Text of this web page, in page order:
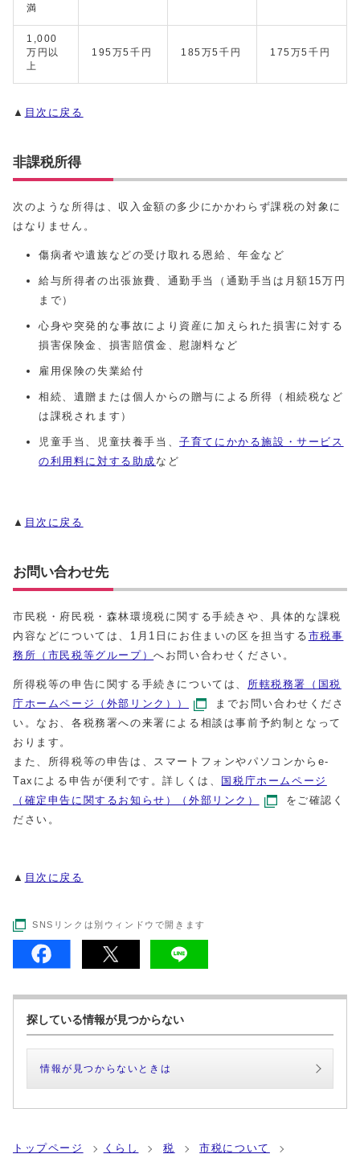
満
1,000
万円以
上
195万5千円 185万5千円 175万5千円
▲ 目次に戻る
非課税所得
次のような所得は、収入金額の多少にかかわらず課税の対象に
はなりません。
傷病者や遺族などの受け取れる恩給、年金など
給与所得者の出張旅費、通勤手当（通勤手当は月額15万円
まで）
心身や突発的な事故により資産に加えられた損害に対する
損害保険金、損害賠償金、慰謝料など
雇用保険の失業給付
相続、遺贈または個人からの贈与による所得（相続税など
は課税されます）
児童手当、児童扶養手当、子育てにかかる施設・サービス
の利用料に対する助成 など
▲ 目次に戻る
お問い合わせ先
市民税・府民税・森林環境税に関する手続きや、具体的な課税
内容などについては、1月1日にお住まいの区を担当する 市税事
務所（市民税等グループ）へお問い合わせください。
所得税等の申告に関する手続きについては、 所轄税務署（国税
庁ホームページ（外部リンク））
までお問い合わせくださ
い。なお、各税務署への来署による相談は事前予約制となって
おります。
また、所得税等の申告は、スマートフォンやパソコンからe-
Taxによる申告が便利です。詳しくは、
国税庁ホームページ
（確定申告に関するお知らせ）（外部リンク）
をご確認く
ださい。
▲ 目次に戻る
SNSリンクは別ウィンドウで開きます
探している情報が見つからない
情報が見つからないときは
トップページ くらし 税 市税について